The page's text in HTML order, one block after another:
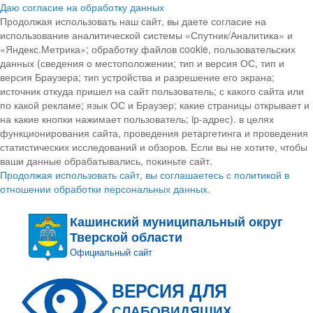
Даю согласие на обработку данных
Продолжая использовать наш сайт, вы даете согласие на
использование аналитической системы «Спутник/Аналитика» и
«Яндекс.Метрика»; обработку файлов cookie, пользовательских
данных (сведения о местоположении; тип и версия ОС, тип и
версия Браузера; тип устройства и разрешение его экрана;
источник откуда пришел на сайт пользователь; с какого сайта или
по какой рекламе; язык ОС и Браузер; какие страницы открывает и
на какие кнопки нажимает пользователь; ip-адрес). в целях
функционирования сайта, проведения ретаргетинга и проведения
статистических исследований и обзоров. Если вы не хотите, чтобы
ваши данные обрабатывались, покиньте сайт.
Продолжая использовать сайт, вы соглашаетесь с политикой в
отношении обработки персональных данных.